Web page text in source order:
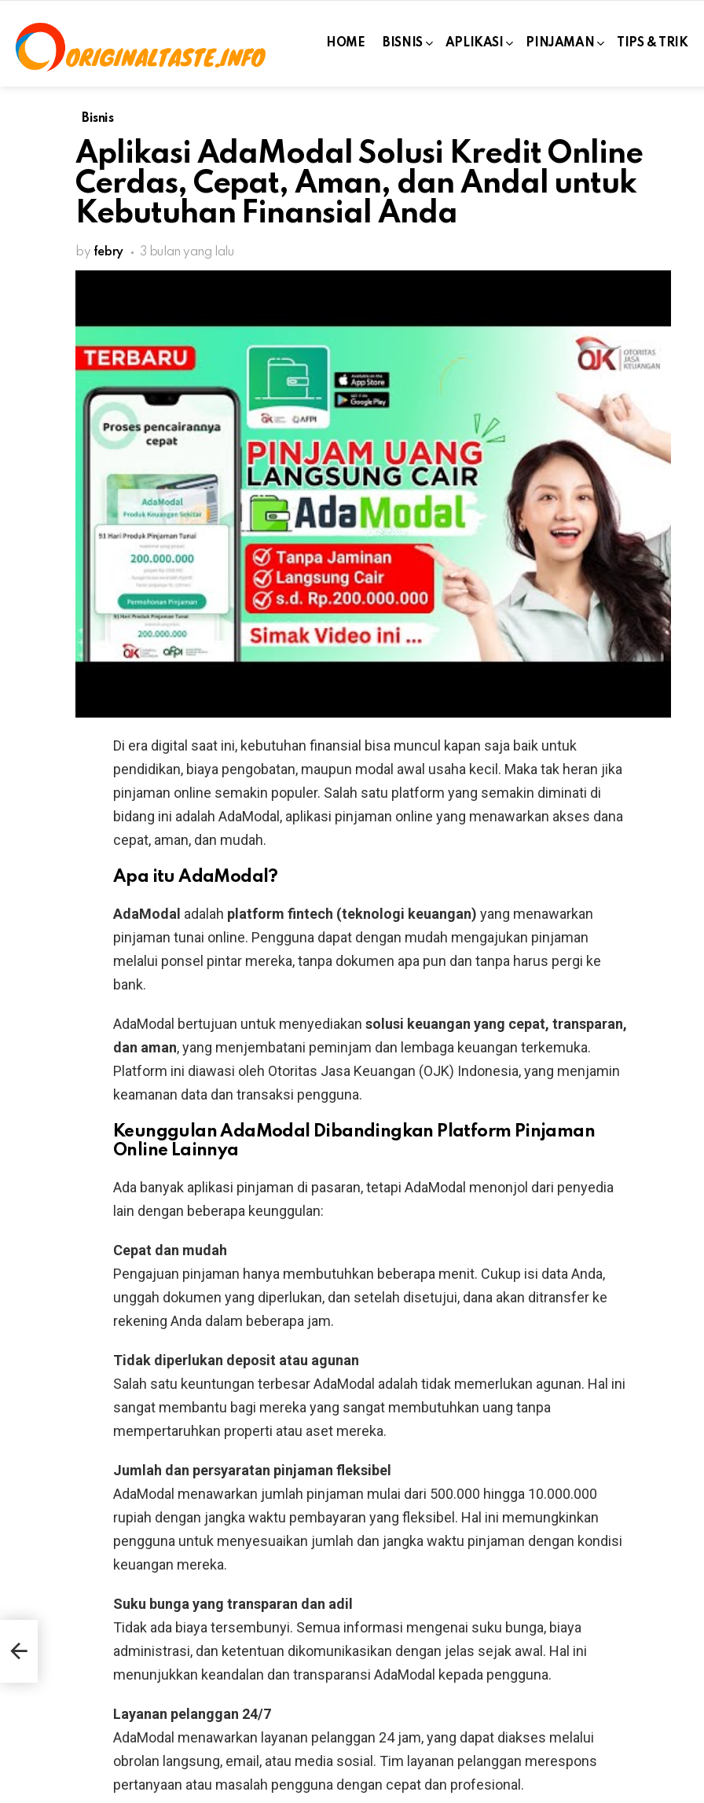
HOME BISNIS APLIKASI PINJAMAN TIPS & TRIK
Bisnis
Aplikasi AdaModal Solusi Kredit Online
Cerdas, Cepat, Aman, dan Andal untuk
Kebutuhan Finansial Anda
by febry 3 bulan yang lalu
Di era digital saat ini, kebutuhan finansial bisa muncul kapan saja baik untuk
pendidikan, biaya pengobatan, maupun modal awal usaha kecil. Maka tak heran jika
pinjaman online semakin populer. Salah satu platform yang semakin diminati di
bidang ini adalah AdaModal, aplikasi pinjaman online yang menawarkan akses dana
cepat, aman, dan mudah.
Apa itu AdaModal?
AdaModal adalah platform fintech (teknologi keuangan) yang menawarkan
pinjaman tunai online. Pengguna dapat dengan mudah mengajukan pinjaman
melalui ponsel pintar mereka, tanpa dokumen apa pun dan tanpa harus pergi ke
bank.
AdaModal bertujuan untuk menyediakan solusi keuangan yang cepat, transparan,
dan aman, yang menjembatani peminjam dan lembaga keuangan terkemuka.
Platform ini diawasi oleh Otoritas Jasa Keuangan (OJK) Indonesia, yang menjamin
keamanan data dan transaksi pengguna.
Keunggulan AdaModal Dibandingkan Platform Pinjaman
Online Lainnya
Ada banyak aplikasi pinjaman di pasaran, tetapi AdaModal menonjol dari penyedia
lain dengan beberapa keunggulan:
Cepat dan mudah
Pengajuan pinjaman hanya membutuhkan beberapa menit. Cukup isi data Anda,
unggah dokumen yang diperlukan, dan setelah disetujui, dana akan ditransfer ke
rekening Anda dalam beberapa jam.
Tidak diperlukan deposit atau agunan
Salah satu keuntungan terbesar AdaModal adalah tidak memerlukan agunan. Hal ini
sangat membantu bagi mereka yang sangat membutuhkan uang tanpa
mempertaruhkan properti atau aset mereka.
Jumlah dan persyaratan pinjaman fleksibel
AdaModal menawarkan jumlah pinjaman mulai dari 500.000 hingga 10.000.000
rupiah dengan jangka waktu pembayaran yang fleksibel. Hal ini memungkinkan
pengguna untuk menyesuaikan jumlah dan jangka waktu pinjaman dengan kondisi
keuangan mereka.
Suku bunga yang transparan dan adil
Tidak ada biaya tersembunyi. Semua informasi mengenai suku bunga, biaya
administrasi, dan ketentuan dikomunikasikan dengan jelas sejak awal. Hal ini
menunjukkan keandalan dan transparansi AdaModal kepada pengguna.
Layanan pelanggan 24/7
AdaModal menawarkan layanan pelanggan 24 jam, yang dapat diakses melalui
obrolan langsung, email, atau media sosial. Tim layanan pelanggan merespons
pertanyaan atau masalah pengguna dengan cepat dan profesional.